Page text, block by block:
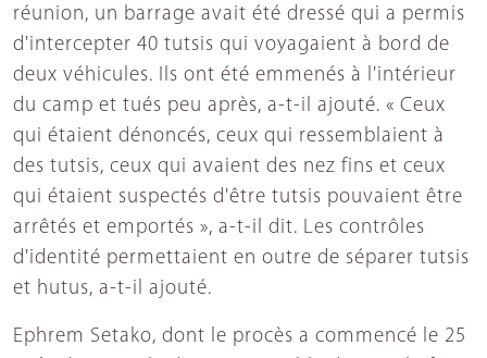
réunion, un barrage avait été dressé qui a permis
d'intercepter 40 tutsis qui voyagaient à bord de
deux véhicules. Ils ont été emmenés à l'intérieur
du camp et tués peu après, a-t-il ajouté. « Ceux
qui étaient dénoncés, ceux qui ressemblaient à
des tutsis, ceux qui avaient des nez fins et ceux
qui étaient suspectés d'être tutsis pouvaient être
arrêtés et emportés », a-t-il dit. Les contrôles
d'identité permettaient en outre de séparer tutsis
et hutus, a-t-il ajouté.
Ephrem Setako, dont le procès a commencé le 25